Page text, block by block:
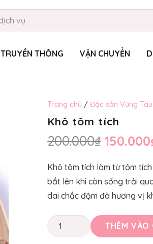
TRUYỀN THÔNG VẬN CHUYỂN
Trang chủ /Đặc sản Vũng Tàu
Khô tôm tích
200.000₫ Giá
là:
150.000
Khô tôm tích làm từ tôm
bắt lên khi còn sống trải
dai chắc đậm đà hương vị
Khô
THÊM VÀO